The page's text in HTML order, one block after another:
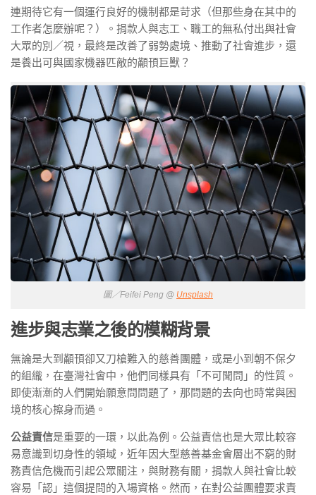
連期待它有一個運行良好的機制都是苛求（但那些身在其中的
工作者怎麼辦呢？）。捐款人與志工、職工的無私付出與社會
大眾的別／視，最終是改善了弱勢處境、推動了社會進步，還
是養出可與國家機器匹敵的顢頇巨獸？
圖／Feifei Peng @ Unsplash
進步與志業之後的模糊背景
無論是大到顢頇卻又刀槍難入的慈善團體，或是小到朝不保夕
的組織，在臺灣社會中，他們同樣具有「不可聞問」的性質。
即使漸漸的人們開始願意問問題了，那問題的去向也時常與困
境的核心擦身而過。
公益責信是重要的一環，以此為例。公益責信也是大眾比較容
易意識到切身性的領域，近年因大型慈善基金會層出不窮的財
務責信危機而引起公眾關注，與財務有關，捐款人與社會比較
容易「認」這個提問的入場資格。然而，在對公益團體要求責